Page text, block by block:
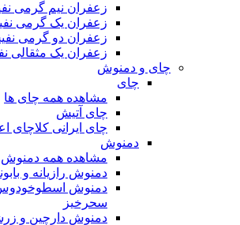
زعفران نیم گرمی
زعفران یک گرمی
زعفران دو گرمی
زعفران یک مثقالی
چای و دمنوش
چای
مشاهده همه چای ها
چای آتیش
چای ایرانی کلاچای
دمنوش
مشاهده همه دمنوش
دمنوش رازیانه و
دمنوش
سحرخیز
دمنوش دارچین و